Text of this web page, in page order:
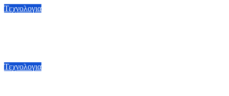
Τεχνολογια
Τεχνολογια